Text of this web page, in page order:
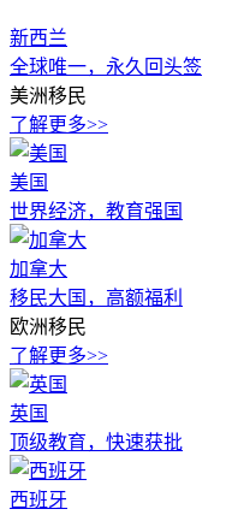
新西兰
全球唯一，永久回头签
美洲移民
了解更多>>
美国
世界经济，教育强国
加拿大
移民大国，高额福利
欧洲移民
了解更多>>
英国
顶级教育，快速获批
西班牙